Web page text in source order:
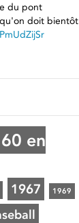
du pont
qu'on doit bientôt
en
1967 1969